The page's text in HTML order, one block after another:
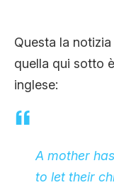
Questa la
quella qui sotto
inglese:
A mother
to let their